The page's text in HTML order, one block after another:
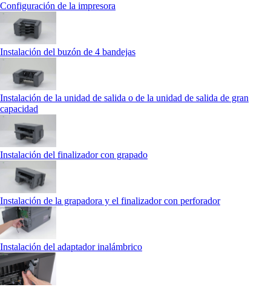
Configuración de la impresora
Instalación del buzón de 4 bandejas
Instalación de la unidad de salida o de la unidad de salida de gran
capacidad
Instalación del finalizador con grapado
Instalación de la grapadora y el finalizador con perforador
Instalación del adaptador inalámbrico